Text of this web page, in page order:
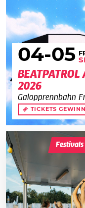
04-05
BEATPATROL
2026
Galopprennbahn
TICKETS
Festivals